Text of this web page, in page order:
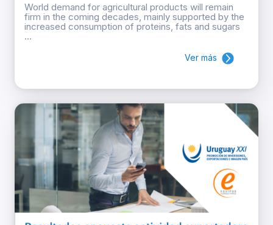
World demand for agricultural products will remain
firm in the coming decades, mainly supported by the
increased consumption of proteins, fats and sugars
...
Ver más